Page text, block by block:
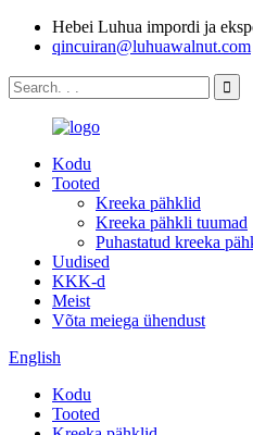
Hebei Luhua impordi ja
qincuiran@luhuawalnut.com
Kodu
Tooted
Kreeka pähklid
Kreeka pähkli tuumad
Puhastatud kreeka
Uudised
KKK-d
Meist
Võta meiega ühendust
English
Kodu
Tooted